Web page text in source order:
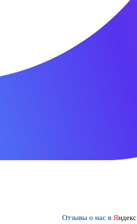
Отзывы о нас вЯндекс